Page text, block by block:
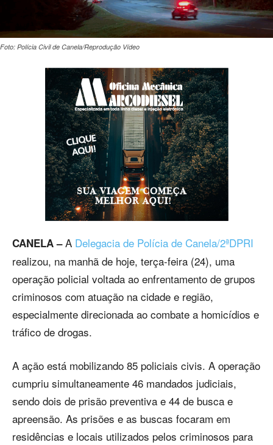
Foto: Polícia Civil de Canela/Reprodução Vídeo
CANELA –A Delegacia de Polícia de Canela/2ªDPRI
realizou, na manhã de hoje, terça-feira (24), uma
operação policial voltada ao enfrentamento de grupos
criminosos com atuação na cidade e região,
especialmente direcionada ao combate a homicídios e
tráfico de drogas.
A ação está mobilizando 85 policiais civis. A operação
cumpriu simultaneamente 46 mandados judiciais,
sendo dois de prisão preventiva e 44 de busca e
apreensão. As prisões e as buscas focaram em
residências e locais utilizados pelos criminosos para